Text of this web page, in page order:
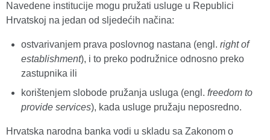
Navedene institucije mogu pružati usluge u Republici
Hrvatskoj na jedan od sljedećih načina:
ostvarivanjem prava poslovnog nastana (engl. right of
establishment), i to preko podružnice odnosno preko
zastupnika ili
korištenjem slobode pružanja usluga (engl. freedom to
provide services), kada usluge pružaju neposredno.
Hrvatska narodna banka vodi u skladu sa Zakonom o